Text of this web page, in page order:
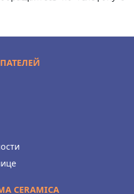
CERAMICA